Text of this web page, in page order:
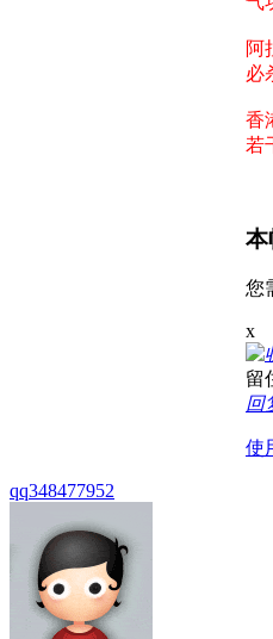
阿
必
香
若
本
您
x
留
回
使
qq348477952